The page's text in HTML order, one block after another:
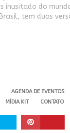
inusitado do
tem duas
AGENDA DE EVENTOS
MÍDIA KIT
CONTATO
direitos reservados.